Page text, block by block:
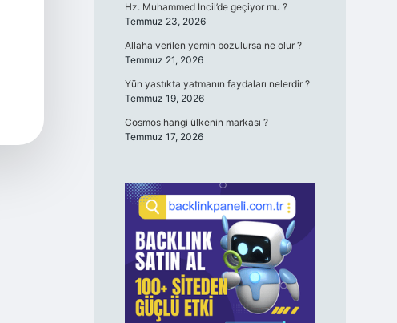
Hz. Muhammed İncil’de geçiyor mu ?
Temmuz 23, 2026
Allaha verilen yemin bozulursa ne olur ?
Temmuz 21, 2026
Yün yastıkta yatmanın faydaları nelerdir ?
Temmuz 19, 2026
Cosmos hangi ülkenin markası ?
Temmuz 17, 2026